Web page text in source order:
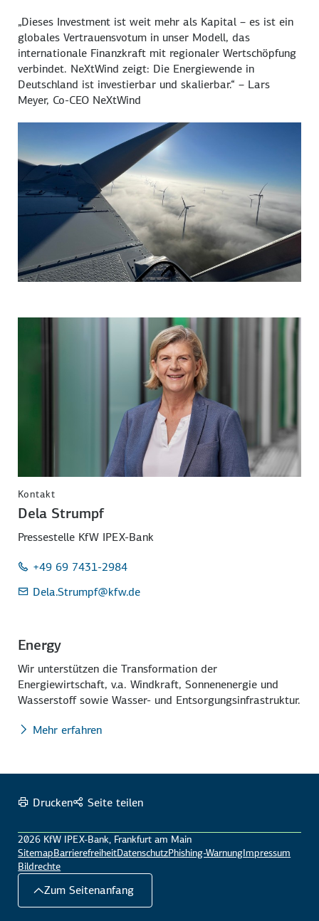
„Dieses Investment ist weit mehr als Kapital – es ist ein
globales Vertrauensvotum in unser Modell, das
internationale Finanzkraft mit regionaler Wertschöpfung
verbindet. NeXtWind zeigt: Die Energiewende in
Deutschland ist investierbar und skalierbar.“ – Lars
Meyer, Co-CEO NeXtWind
Kontakt
Dela Strumpf
Pressestelle KfW IPEX-Bank
+49 69 7431-2984
Dela.Strumpf@kfw.de
Energy
Wir unterstützen die Transformation der
Energiewirtschaft, v.a. Windkraft, Sonnenenergie und
Wasserstoff sowie Wasser- und Entsorgungsinfrastruktur.
Mehr erfahren
Drucken Seite teilen
2026 KfW IPEX-Bank, Frankfurt am Main
SitemapBarrierefreiheitDatenschutzPhishing-WarnungImpressum
Bildrechte
Zum Seitenanfang